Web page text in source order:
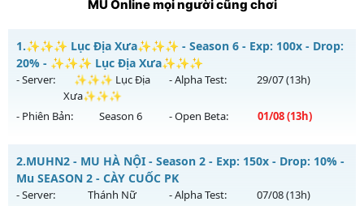
MU Online mọi người cũng chơi
1.✨✨✨ Lục Địa Xưa✨✨✨ - Season 6 - Exp: 100x - Drop:
20% - ✨✨✨ Lục Địa Xưa✨✨✨
- Server:
✨✨✨ Lục Địa
Xưa✨✨✨
- Alpha Test: 29/07(13h)
- Phiên Bản: Season 6 - Open Beta: 01/08(13h)
✨✨✨ Lục Địa Xưa✨✨✨ - ✨✨✨ Lục Địa Xưa✨✨✨
Mu mới ra tháng 08 2026 - Mở máy chủ
Xưa✨✨✨
vào 13h ngày 01/08/2626
2.MUHN2 - MU HÀ NỘI - Season 2 - Exp: 150x - Drop: 10% -
Mu SEASON 2 - CÀY CUỐC PK
- Server: Thánh Nữ - Alpha Test: 07/08(13h)